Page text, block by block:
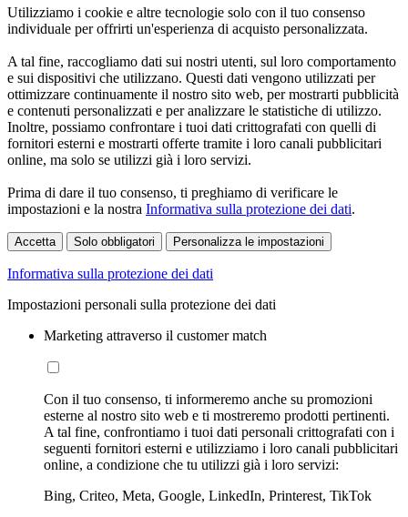
Utilizziamo i cookie e altre tecnologie solo con il tuo consenso
individuale per offrirti un'esperienza di acquisto personalizzata.
A tal fine, raccogliamo dati sui nostri utenti, sul loro comportamento
e sui dispositivi che utilizzano. Questi dati vengono utilizzati per
ottimizzare continuamente il nostro sito web, per mostrarti pubblicità
e contenuti personalizzati e per analizzare le statistiche di utilizzo.
Inoltre, possiamo confrontare i tuoi dati crittografati con quelli di
fornitori esterni e mostrarti offerte tramite i loro canali pubblicitari
online, ma solo se utilizzi già i loro servizi.
Prima di dare il tuo consenso, ti preghiamo di verificare le
impostazioni e la nostra Informativa sulla protezione dei dati.
Accetta Solo obbligatori Personalizza le impostazioni
Informativa sulla protezione dei dati
Impostazioni personali sulla protezione dei dati
Marketing attraverso il customer match
Con il tuo consenso, ti informeremo anche su promozioni
esterne al nostro sito web e ti mostreremo prodotti pertinenti.
A tal fine, confrontiamo i tuoi dati personali crittografati con i
seguenti fornitori esterni e utilizziamo i loro canali pubblicitari
online, a condizione che tu utilizzi già i loro servizi:
Bing, Criteo, Meta, Google, LinkedIn, Printerest, TikTok